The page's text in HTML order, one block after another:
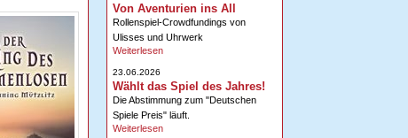
Von Aventurien ins All
Rollenspiel-Crowdfundings von
Ulisses und Uhrwerk
Weiterlesen
23.06.2026
Wählt das Spiel des Jahres!
Die Abstimmung zum "Deutschen
Spiele Preis" läuft.
Weiterlesen